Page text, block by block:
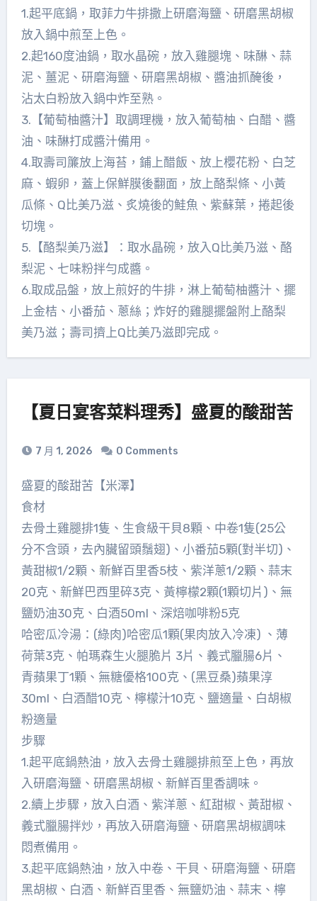
1.起平底鍋，取菲力牛排撒上研磨海鹽、研磨黑胡椒
放入鍋中煎至上色。
2.起160度油鍋，取水晶碗，放入雞腿塊、味醂、蒜
泥、薑泥、研磨海鹽、研磨黑胡椒、醬油抓醃後，
沾太白粉放入鍋中炸至熟。
3.【葡萄柚醬汁】取調理機，放入葡萄柚、白醋、醬
油、味醂打成醬汁備用。
4.取壽司簾放上海苔，鋪上醋飯、放上櫻花粉、白芝
麻、蝦卵，蓋上保鮮膜後翻面，放上酪梨條、小黃
瓜條、Q比美乃滋、炙燒後的鮭魚、紫蘇葉，捲起後
切塊。
5.【酪梨美乃滋】：取水晶碗，放入Q比美乃滋、酪
梨泥、七味粉拌勻成醬。
6.取成品盤，放上煎好的牛排，淋上葡萄柚醬汁、擺
上金桔、小番茄、蔥絲；炸好的雞腿擺盤附上酪梨
美乃滋；壽司擠上Q比美乃滋即完成。
【夏日宴客菜料理秀】盛夏的酸甜苦
7 月 1, 2026 0 Comments
盛夏的酸甜苦【米澤】
食材
去骨土雞腿排1隻、生食級干貝8顆、中卷1隻(25公
分不含頭，去內臟留頭鬚翅)、小番茄5顆(對半切)、
黃甜椒1/2顆、新鮮百里香5枝、紫洋蔥1/2顆、蒜末
20克、新鮮巴西里碎3克、黃檸檬2顆(1顆切片)、無
鹽奶油30克、白酒50ml、深焙咖啡粉5克
哈密瓜冷湯：(綠肉)哈密瓜1顆(果肉放入冷凍) 、薄
荷葉3克、帕瑪森生火腿脆片 3片、義式臘腸6片、
青蘋果丁1顆、無糖優格100克、(黑豆桑)蘋果淳
30ml、白酒醋10克、檸檬汁10克、鹽適量、白胡椒
粉適量
步驟
1.起平底鍋熱油，放入去骨土雞腿排煎至上色，再放
入研磨海鹽、研磨黑胡椒、新鮮百里香調味。
2.續上步驟，放入白酒、紫洋蔥、紅甜椒、黃甜椒、
義式臘腸拌炒，再放入研磨海鹽、研磨黑胡椒調味
悶煮備用。
3.起平底鍋熱油，放入中卷、干貝、研磨海鹽、研磨
黑胡椒、白酒、新鮮百里香、無鹽奶油、蒜末、檸